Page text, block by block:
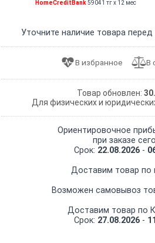
HomeCreditBank59041 тг x 12 мес
Уточните наличие товара
Товар обновлен:
Для физических и
Ориентировочное
при заказе
Срок: 22.08.2026-
Доставим товар по
Возможен самовывоз
Доставим товар по
Срок: 27.08.2026-